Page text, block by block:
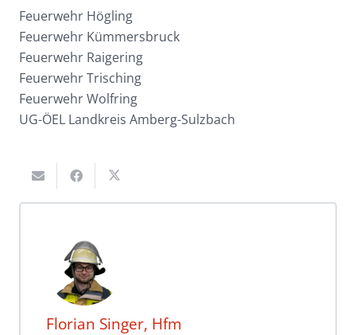
Feuerwehr Högling
Feuerwehr Kümmersbruck
Feuerwehr Raigering
Feuerwehr Trisching
Feuerwehr Wolfring
UG-ÖEL Landkreis Amberg-Sulzbach
Florian Singer, Hfm